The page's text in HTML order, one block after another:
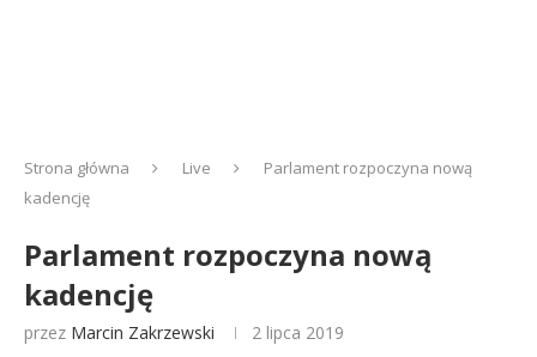
Strona główna Live
Parlament rozpoczyna nową
kadencję
Parlament rozpoczyna nową
kadencję
przez Marcin Zakrzewski 2 lipca 2019